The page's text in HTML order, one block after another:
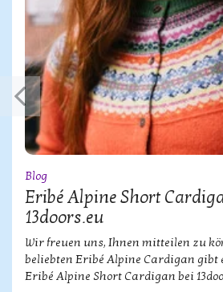
Blog
Eribé Alpine Short
13doors.eu
Wir freuen uns, Ihnen mitteilen zu
beliebten Eribé Alpine Cardigan gibt
Eribé Alpine Short Cardigan bei